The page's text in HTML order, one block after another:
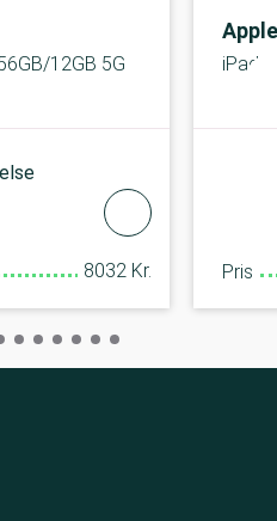
12GB 5G
8032 Kr.
Apple
iPad
Pris